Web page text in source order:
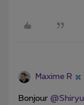
Maxime R
Bonjour @Shiryu